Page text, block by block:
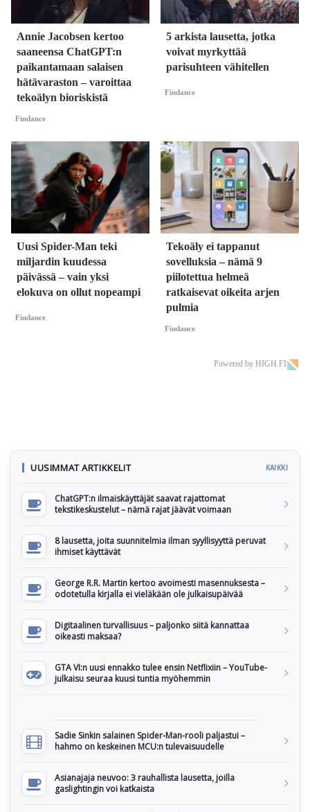
Annie Jacobsen kertoo
saaneensa ChatGPT:n
paikantamaan salaisen
hätävaraston – varoittaa
tekoälyn bioriskistä
Findance
5 arkista lausetta, jotka
voivat myrkyttää
parisuhteen vähitellen
Findance
Uusi Spider-Man teki
miljardin kuudessa
päivässä – vain yksi
elokuva on ollut nopeampi
Findance
Tekoäly ei tappanut
sovelluksia – nämä 9
piilotettua helmeä
ratkaisevat oikeita arjen
pulmia
Findance
Powered by HIGH.FI
UUSIMMAT ARTIKKELIT KAIKKI
ChatGPT:n ilmaiskäyttäjät saavat rajattomat
tekstikeskustelut – nämä rajat jäävät voimaan
8 lausetta, joita suunnitelmia ilman syyllisyyttä peruvat
ihmiset käyttävät
George R.R. Martin kertoo avoimesti masennuksesta –
odotetulla kirjalla ei vieläkään ole julkaisupäivää
Digitaalinen turvallisuus – paljonko siitä kannattaa
oikeasti maksaa?
GTA VI:n uusi ennakko tulee ensin Netflixiin – YouTube-
julkaisu seuraa kuusi tuntia myöhemmin
Sadie Sinkin salainen Spider-Man-rooli paljastui –
hahmo on keskeinen MCU:n tulevaisuudelle
Asianajaja neuvoo: 3 rauhallista lausetta, joilla
gaslightingin voi katkaista